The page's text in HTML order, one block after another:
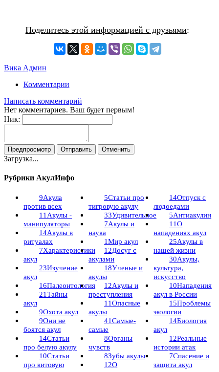
Поделитесь этой информацией с друзьями:
Вика Админ
Комментарии
Написать комментарий
Нет комментариев. Ваш будет первым!
Ник:
Загрузка...
Рубрики АкулИнфо
9Акула
против всех
11 Акулы -
манипуляторы
14Акулы в
ритуалах
7Характеристики
акул
23Изучение
акул
16Палеонтология
21Тайны
акул
9Охота акул
9Они не
боятся акул
14Статьи
про белую акулу
10Статьи
про китовую
5Статьи про
тигровую акулу
33Удивительное
7Акулы и
наука
1Мир акул
12Досуг с
акулами
18Ученые и
акулы
12Акулы и
преступления
11Опасные
акулы
41Самые-
самые
8Органы
чувств
8Зубы акулы
12О
14Отпуск с
людоедами
5Антиакулин
11О
нападениях акул
25Акулы в
нашей жизни
30Акулы,
культура,
искусство
10Нападения
акул в России
15Проблемы
экологии
14Биология
акул
12Реальные
истории атак
7Спасение и
защита акул